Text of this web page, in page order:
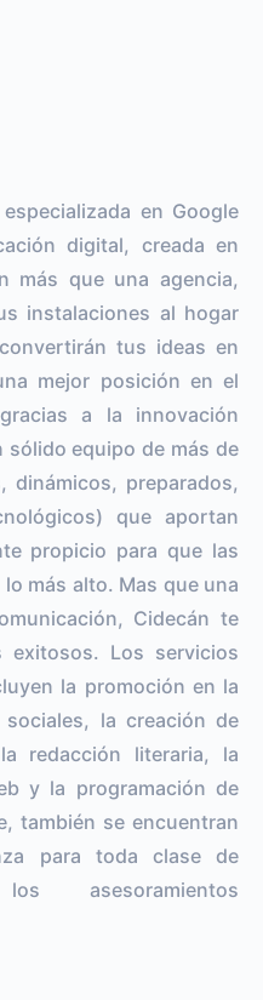
en Google
digital, creada en
más que una agencia,
instalaciones al hogar
tus ideas en
mejor posición en el
a la innovación
equipo de más de
dinámicos, preparados,
que aportan
propicio para que las
más alto. Mas que una
Cidecán te
exitosos. Los servicios
la promoción en la
la creación de
redacción literaria, la
y la programación de
también se encuentran
para toda clase de
asesoramientos